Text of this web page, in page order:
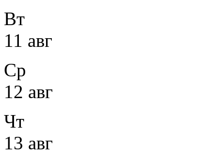
Вт
11 авг
Ср
12 авг
Чт
13 авг